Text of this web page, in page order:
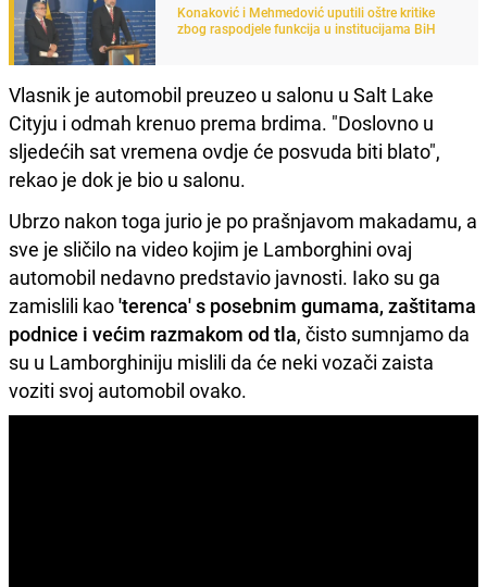
Konaković i Mehmedović uputili oštre kritike
zbog raspodjele funkcija u institucijama BiH
Vlasnik je automobil preuzeo u salonu u Salt Lake
Cityju i odmah krenuo prema brdima. "Doslovno u
sljedećih sat vremena ovdje će posvuda biti blato",
rekao je dok je bio u salonu.
Ubrzo nakon toga jurio je po prašnjavom makadamu, a
sve je sličilo na video kojim je Lamborghini ovaj
automobil nedavno predstavio javnosti. Iako su ga
zamislili kao'terenca' s posebnim gumama, zaštitama
podnice i većim razmakom od tla, čisto sumnjamo da
su u Lamborghiniju mislili da će neki vozači zaista
voziti svoj automobil ovako.